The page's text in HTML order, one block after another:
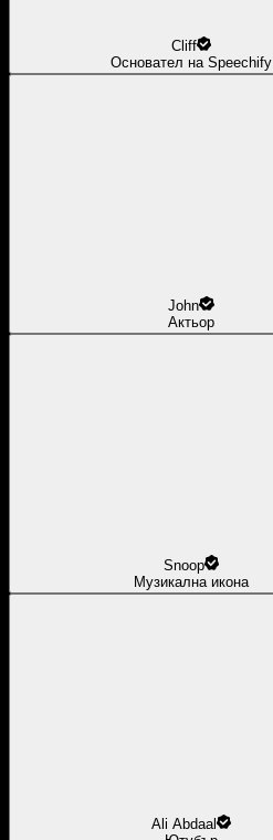
Cliff
Основател на Speechify
John
Актьор
Snoop
Музикална икона
Ali Abdaal